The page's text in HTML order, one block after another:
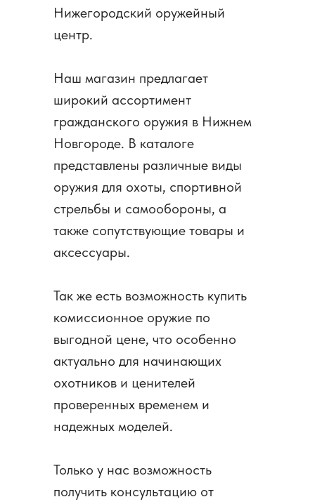
Нижегородский оружейный
центр.
Наш магазин предлагает
широкий ассортимент
гражданского оружия в Нижнем
Новгороде. В каталоге
представлены различные виды
оружия для охоты, спортивной
стрельбы и самообороны, а
также сопутствующие товары и
аксессуары.
Так же есть возможность купить
комиссионное оружие по
выгодной цене, что особенно
актуально для начинающих
охотников и ценителей
проверенных временем и
надежных моделей.
Только у нас возможность
получить консультацию от